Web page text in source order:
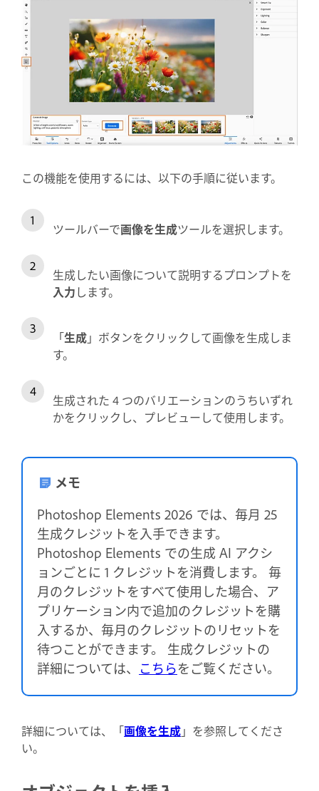
この機能を使用するには、以下の手順に従います。
ツールバーで画像を生成ツールを選択します。
生成したい画像について説明するプロンプトを
入力します。
「生成」ボタンをクリックして画像を生成しま
す。
生成された 4 つのバリエーションのうちいずれ
かをクリックし、プレビューして使用します。
メモ
Photoshop Elements 2026 では、毎月 25
生成クレジットを入手できます。
Photoshop Elements での生成 AI アクシ
ョンごとに 1 クレジットを消費します。 毎
月のクレジットをすべて使用した場合、ア
プリケーション内で追加のクレジットを購
入するか、毎月のクレジットのリセットを
待つことができます。 生成クレジットの
詳細については、 こちらをご覧ください。
詳細については、「画像を生成」を参照してくださ
い。